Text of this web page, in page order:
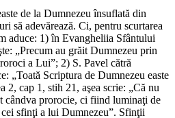
de la Dumnezeu însuflată din
să adevărează. Ci, pentru scurtarea
aduce: 1) în Evangheliia Sfântului
„Precum au grăit Dumnezeu prin
a Lui”; 2) S. Pavel cătră
„Toată Scriptura de Dumnezeu easte
2, cap 1, stih 21, aşea scrie: „Că nu
cândva prorocie, ci fiind luminaţi de
sfinţi a lui Dumnezeu”. Sfinţii